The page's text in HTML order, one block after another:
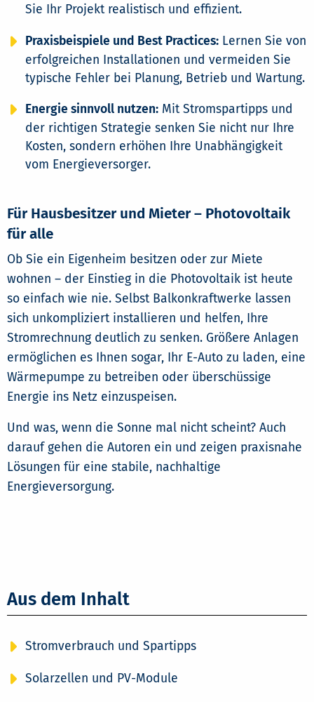
Sie Ihr Projekt realistisch und effizient.
Praxisbeispiele und Best Practices:Lernen Sie von
erfolgreichen Installationen und vermeiden Sie
typische Fehler bei Planung, Betrieb und Wartung.
Energie sinnvoll nutzen:Mit Stromspartipps und
der richtigen Strategie senken Sie nicht nur Ihre
Kosten, sondern erhöhen Ihre Unabhängigkeit
vom Energieversorger.
Für Hausbesitzer und Mieter – Photovoltaik
für alle
Ob Sie ein Eigenheim besitzen oder zur Miete
wohnen – der Einstieg in die Photovoltaik ist heute
so einfach wie nie. Selbst Balkonkraftwerke lassen
sich unkompliziert installieren und helfen, Ihre
Stromrechnung deutlich zu senken. Größere Anlagen
ermöglichen es Ihnen sogar, Ihr E-Auto zu laden, eine
Wärmepumpe zu betreiben oder überschüssige
Energie ins Netz einzuspeisen.
Und was, wenn die Sonne mal nicht scheint? Auch
darauf gehen die Autoren ein und zeigen praxisnahe
Lösungen für eine stabile, nachhaltige
Energieversorgung.
Aus dem Inhalt
Stromverbrauch und Spartipps
Solarzellen und PV-Module